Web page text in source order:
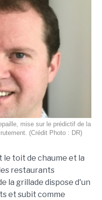
mise sur le prédictif de la
(Crédit Photo : DR)
le toit de chaume et la
restaurants
la grillade dispose d'un
et subit comme